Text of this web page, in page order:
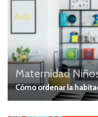
Maternidad
Cómo ordenar la